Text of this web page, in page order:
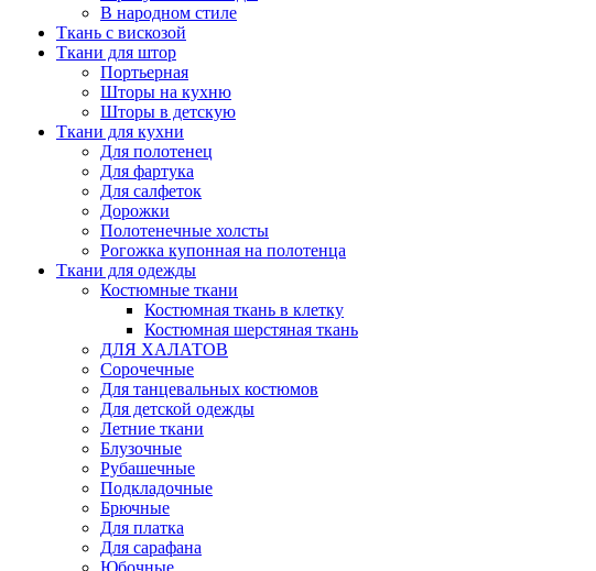
В народном стиле
Ткань с вискозой
Ткани для штор
Портьерная
Шторы на кухню
Шторы в детскую
Ткани для кухни
Для полотенец
Для фартука
Для салфеток
Дорожки
Полотенечные холсты
Рогожка купонная на полотенца
Ткани для одежды
Костюмные ткани
Костюмная ткань в клетку
Костюмная шерстяная ткань
ДЛЯ ХАЛАТОВ
Сорочечные
Для танцевальных костюмов
Для детской одежды
Летние ткани
Блузочные
Рубашечные
Подкладочные
Брючные
Для платка
Для сарафана
Юбочные